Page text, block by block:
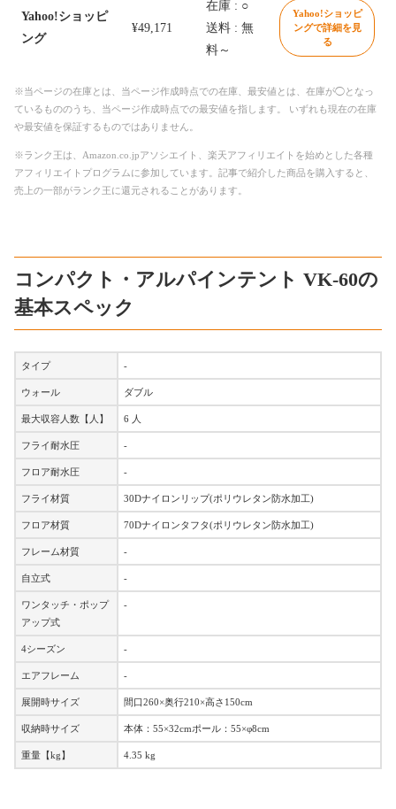
Yahoo!ショッピ
ング
¥49,171
在庫 : ○
送料 : 無
料～
Yahoo!ショッピ
ングで詳細を見
る
※当ページの在庫とは、当ページ作成時点での在庫、最安値とは、在庫が◯となっ
ているもののうち、当ページ作成時点での最安値を指します。 いずれも現在の在庫
や最安値を保証するものではありません。
※ランク王は、Amazon.co.jpアソシエイト、楽天アフィリエイトを始めとした各種
アフィリエイトプログラムに参加しています。記事で紹介した商品を購入すると、
売上の一部がランク王に還元されることがあります。
コンパクト・アルパインテント VK-60の
基本スペック
タイプ -
ウォール ダブル
最大収容人数【人】 6 人
フライ耐水圧 -
フロア耐水圧 -
フライ材質 30Dナイロンリップ(ポリウレタン防水加工)
フロア材質 70Dナイロンタフタ(ポリウレタン防水加工)
フレーム材質 -
自立式 -
ワンタッチ・ポップ
アップ式
-
4シーズン -
エアフレーム -
展開時サイズ 間口260×奥行210×高さ150cm
収納時サイズ 本体：55×32cmポール：55×φ8cm
重量【kg】 4.35 kg